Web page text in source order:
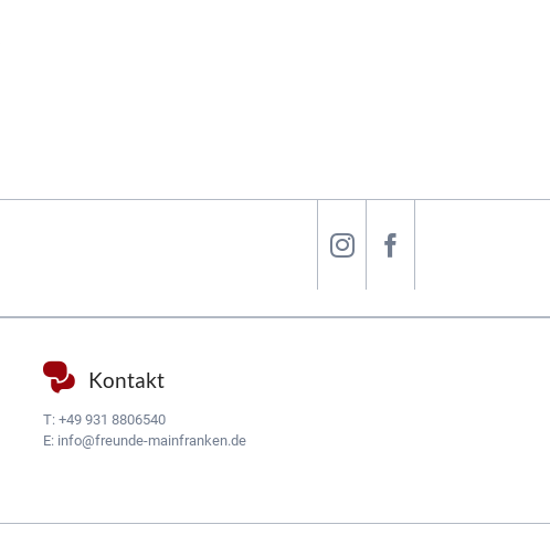
Kontakt
T: +49 931 8806540
E: info@freunde-mainfranken.de